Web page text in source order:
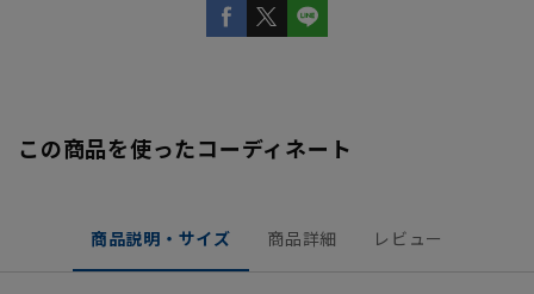
この商品を使ったコーディネート
商品説明・サイズ 商品詳細 レビュー